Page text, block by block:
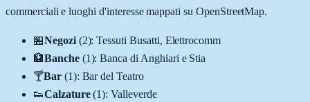
commerciali e luoghi d'interesse mappati su OpenStreetMap.
🏪Negozi (2):Tessuti Busatti, Elettrocomm
🏦Banche (1):Banca di Anghiari e Stia
🍸Bar (1): Bar del Teatro
👟Calzature (1):Valleverde